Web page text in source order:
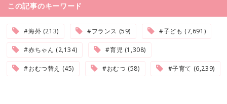
この記事のキーワード
#海外 (213) #フランス (59) #子ども (7,691)
#赤ちゃん (2,134) #育児 (1,308)
#おむつ替え (45) #おむつ (58) #子育て (6,239)